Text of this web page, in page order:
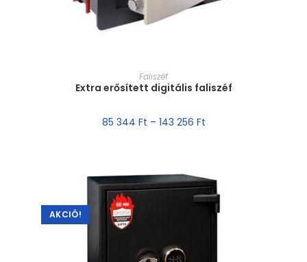
MÉRET VÁLASZTÁSA
Faliszéf
Extra erősített digitális faliszéf
85 344 Ft – 143 256 Ft
AKCIÓ!